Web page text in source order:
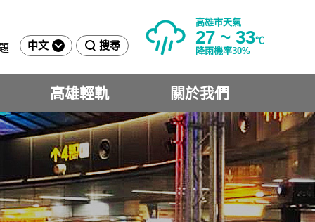
中文 搜尋
高雄市天氣
27 ~ 33℃
降雨機率30%
高雄輕軌 關於我們